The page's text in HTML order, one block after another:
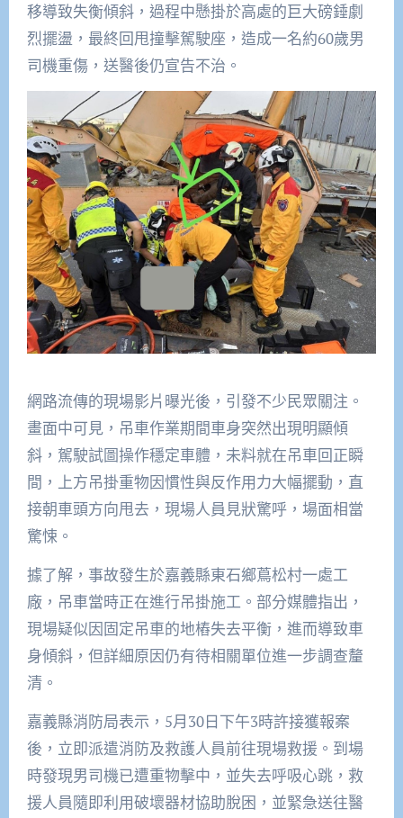
移導致失衡傾斜，過程中懸掛於高處的巨大磅錘劇
烈擺盪，最終回甩撞擊駕駛座，造成一名約60歲男
司機重傷，送醫後仍宣告不治。
網路流傳的現場影片曝光後，引發不少民眾關注。
畫面中可見，吊車作業期間車身突然出現明顯傾
斜，駕駛試圖操作穩定車體，未料就在吊車回正瞬
間，上方吊掛重物因慣性與反作用力大幅擺動，直
接朝車頭方向甩去，現場人員見狀驚呼，場面相當
驚悚。
據了解，事故發生於嘉義縣東石鄉蔦松村一處工
廠，吊車當時正在進行吊掛施工。部分媒體指出，
現場疑似因固定吊車的地樁失去平衡，進而導致車
身傾斜，但詳細原因仍有待相關單位進一步調查釐
清。
嘉義縣消防局表示，5月30日下午3時許接獲報案
後，立即派遣消防及救護人員前往現場救援。到場
時發現男司機已遭重物擊中，並失去呼吸心跳，救
援人員隨即利用破壞器材協助脫困，並緊急送往醫